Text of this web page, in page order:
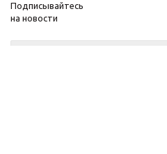
Подписывайтесь
на новости